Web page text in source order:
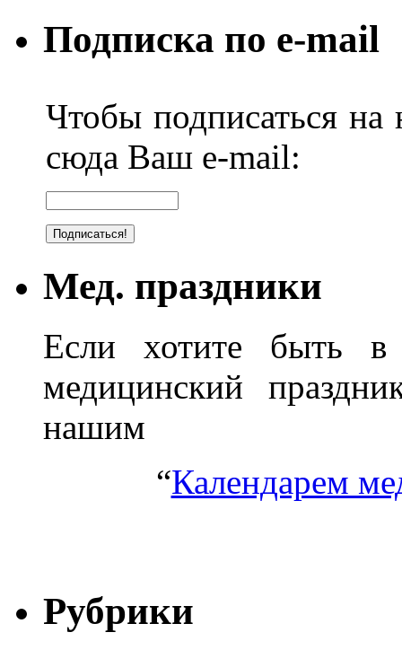
Подписка по e-mail
Чтобы подписаться на
сюда Ваш e-mail:
Мед. праздники
Если хотите быть в
медицинский
нашим
“Календарем
Рубрики